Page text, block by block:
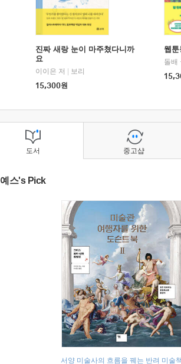
진짜 새랑 눈이 마주쳤다니까
요
이이은 저
보리
15,300원
웹
돌배
도서
예스's Pick
서양 미술사의 흐름을 꿰는 반려 미술
중고샵